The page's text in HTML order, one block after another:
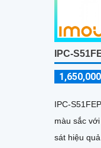
IPC-
IPC-
màu sắc
sát hiệu